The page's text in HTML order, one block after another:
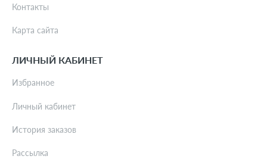
Контакты
Карта сайта
ЛИЧНЫЙ КАБИНЕТ
Избранное
Личный кабинет
История заказов
Рассылка